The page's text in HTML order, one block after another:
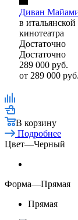
Диван
в
кинотеатра
Достаточно
Достаточно
289 000 руб.
от 289 000 руб.
В корзину
Подробнее
Цвет—Черный
Форма—Прямая
Прямая